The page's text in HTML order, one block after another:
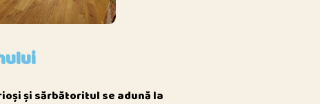
și sărbătoritul se adună la